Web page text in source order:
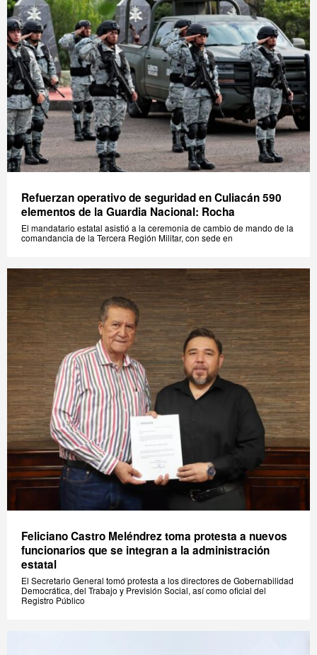
Refuerzan operativo de seguridad en Culiacán 590
elementos de la Guardia Nacional: Rocha
El mandatario estatal asistió a la ceremonia de cambio de mando de la
comandancia de la Tercera Región Militar, con sede en
Feliciano Castro Meléndrez toma protesta a nuevos
funcionarios que se integran a la administración
estatal
El Secretario General tomó protesta a los directores de Gobernabilidad
Democrática, del Trabajo y Previsión Social, así como oficial del
Registro Público